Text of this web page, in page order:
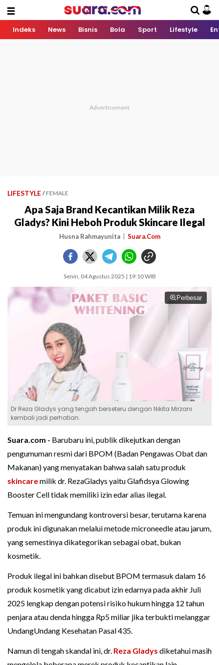
Indeks News Bisnis Bola Sport Lifestyle
LIFESTYLE / FEMALE
Apa Saja Brand Kecantikan Milik Reza
Gladys? Kini Heboh Produk Skincare Ilegal
Husna Rahmayunita Suara.Com
Senin, 04 Agustus 2025 | 19:10 WIB
Perbesar
Dr Reza Gladys yang tengah berseteru dengan Nikita Mirzani
kembali jadi perhatian.
Suara.com - Barubaru ini, publik dikejutkan dengan
pengumuman resmi dari BPOM (Badan Pengawas Obat dan
Makanan) yang menyatakan bahwa salah satu produk
skincaremilik dr. RezaGladys yaitu Glafidsya Glowing
Booster Cell tidak memiliki izin edar alias ilegal.
Temuan ini mengundang kontroversi besar, terutama karena
produk ini digunakan melalui metode microneedle atau jarum,
yang semestinya dikategorikan sebagai obat, bukan
kosmetik.
Produk ilegal ini bahkan disebut BPOM termasuk dalam 16
produk kosmetik yang dicabut izin edarnya pada akhir Juli
2025 lengkap dengan potensi risiko hukum hingga 12 tahun
penjara atau denda hingga Rp5 miliar jika terbukti melanggar
UndangUndang Kesehatan Pasal 435.
Namun di tengah skandal ini, dr. Reza Gladys diketahui masih